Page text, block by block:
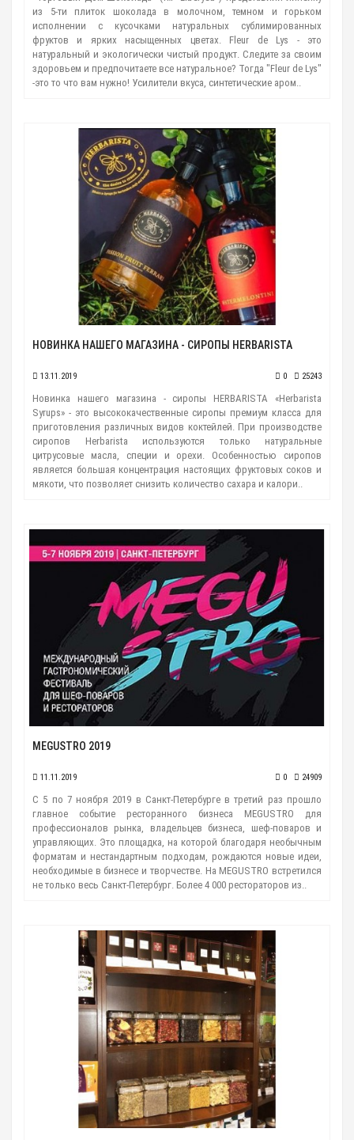
из 5-ти плиток шоколада в молочном, темном и горьком
исполнении с кусочками натуральных сублимированных
фруктов и ярких насыщенных цветах. Fleur de Lys - это
натуральный и экологически чистый продукт. Следите за своим
здоровьем и предпочитаете все натуральное? Тогда "Fleur de Lys"
-это то что вам нужно! Усилители вкуса, синтетические аром..
НОВИНКА НАШЕГО МАГАЗИНА - СИРОПЫ HERBARISTA
13.11.2019 0 25243
Новинка нашего магазина - сиропы HERBARISTA «Herbarista
Syrups» - это высококачественные сиропы премиум класса для
приготовления различных видов коктейлей. При производстве
сиропов Herbarista используются только натуральные
цитрусовые масла, специи и орехи. Особенностью сиропов
является большая концентрация настоящих фруктовых соков и
мякоти, что позволяет снизить количество сахара и калори..
MEGUSTRO 2019
11.11.2019 0 24909
С 5 по 7 ноября 2019 в Санкт-Петербурге в третий раз прошло
главное событие ресторанного бизнеса MEGUSTRO для
профессионалов рынка, владельцев бизнеса, шеф-поваров и
управляющих. Это площадка, на которой благодаря необычным
форматам и нестандартным подходам, рождаются новые идеи,
необходимые в бизнесе и творчестве. На MEGUSTRO встретился
не только весь Санкт-Петербург. Более 4 000 рестораторов из..